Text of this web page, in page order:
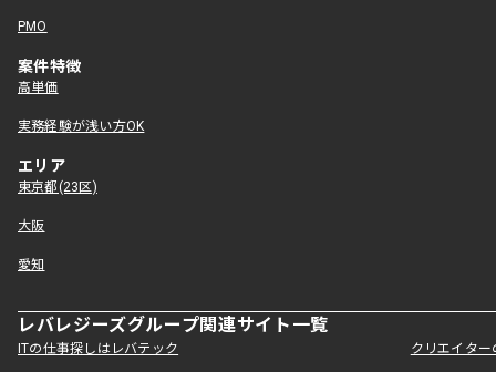
PMO
案件特徴
高単価
実務経験が浅い方OK
エリア
東京都(23区)
大阪
愛知
レバレジーズグループ関連サイト一覧
ITの仕事探しはレバテック クリエイタ